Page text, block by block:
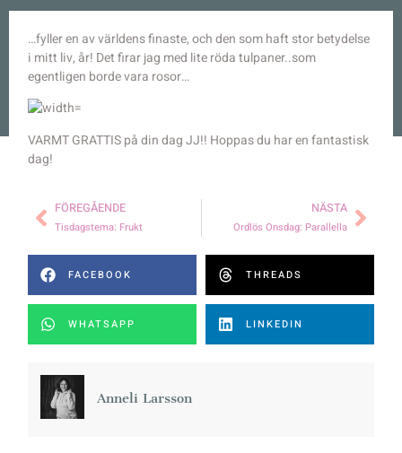
…fyller en av världens finaste, och den som haft stor betydelse
i mitt liv, år! Det firar jag med lite röda tulpaner..som
egentligen borde vara rosor…
VARMT GRATTIS på din dag JJ!! Hoppas du har en fantastisk
dag!
FÖREGÅENDE
Tisdagstema: Frukt
NÄSTA
Ordlös Onsdag: Parallella
FACEBOOK THREADS
WHATSAPP LINKEDIN
Anneli Larsson